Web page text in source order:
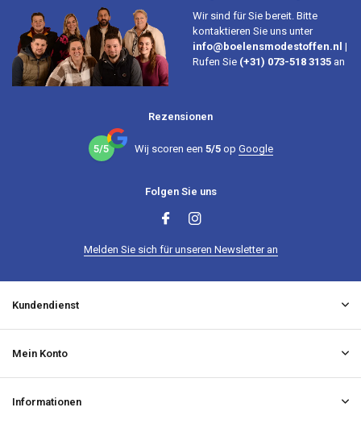
Wir sind für Sie bereit. Bitte
kontaktieren Sie uns unter
info@boelensmodestoffen.nl |
Rufen Sie (+31) 073-518 3135 an
Rezensionen
5/5 Wij scoren een 5/5op Google
Folgen Sie uns
Melden Sie sich für unseren Newsletter an
Kundendienst
Mein Konto
Informationen